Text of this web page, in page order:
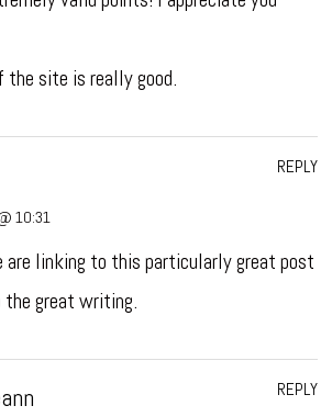
site is really good.
10:31
are linking to this particularly great post
the great writing.
REPLY
REPLY